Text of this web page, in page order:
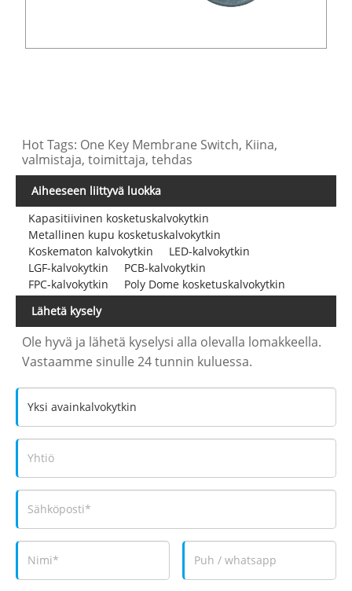
Hot Tags: One Key Membrane Switch, Kiina,
valmistaja, toimittaja, tehdas
Aiheeseen liittyvä luokka
Kapasitiivinen kosketuskalvokytkin
Metallinen kupu kosketuskalvokytkin
Koskematon kalvokytkin
LED-kalvokytkin
LGF-kalvokytkin
PCB-kalvokytkin
FPC-kalvokytkin
Poly Dome kosketuskalvokytkin
Lähetä kysely
Ole hyvä ja lähetä kyselysi alla olevalla lomakkeella.
Vastaamme sinulle 24 tunnin kuluessa.